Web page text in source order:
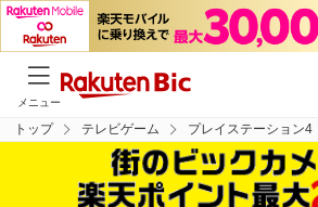
メニュー
トップ テレビゲーム プレイステーション4